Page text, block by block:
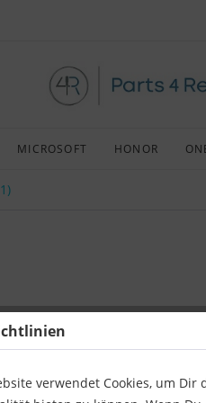
MICROSOFT HONOR
verwendet Cookies, um Dir